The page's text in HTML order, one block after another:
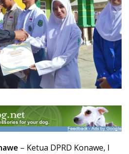
– Ketua DPRD Konawe, I